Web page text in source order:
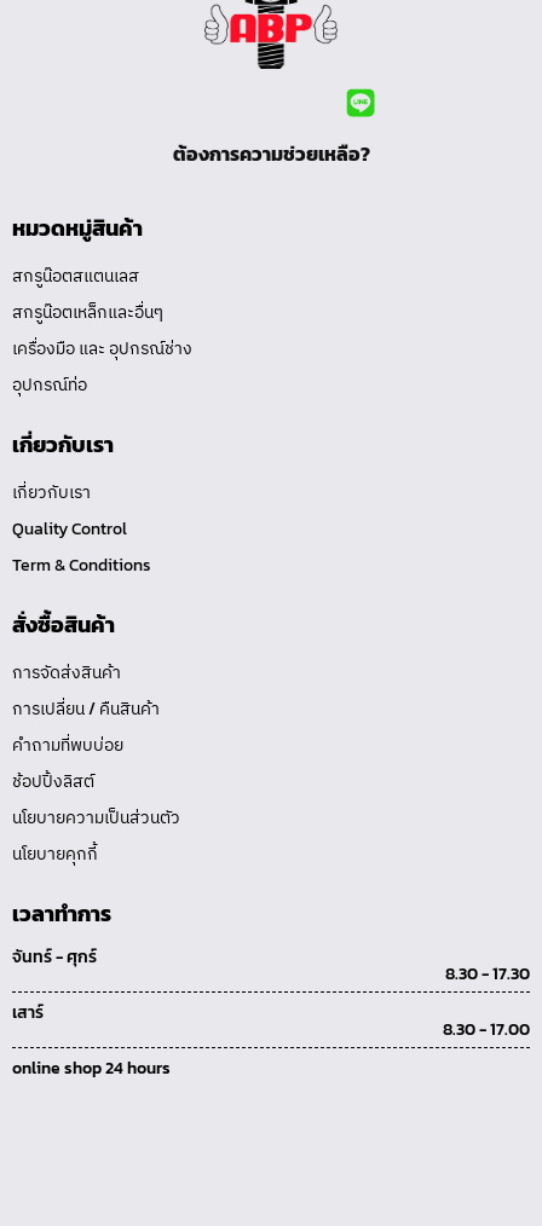
ต้องการความช่วยเหลือ?
หมวดหมู่สินค้า
สกรูน๊อตสแตนเลส
สกรูน๊อตเหล็กและอื่นๆ
เครื่องมือ และ อุปกรณ์ช่าง
อุปกรณ์ท่อ
เกี่ยวกับเรา
เกี่ยวกับเรา
Quality Control
Term & Conditions
สั่งซื้อสินค้า
การจัดส่งสินค้า
การเปลี่ยน / คืนสินค้า
คำถามที่พบบ่อย
ช้อปปิ้งลิสต์
นโยบายความเป็นส่วนตัว
นโยบายคุกกี้
เวลาทำการ
จันทร์ - ศุกร์
8.30 - 17.30
เสาร์
8.30 - 17.00
online shop 24 hours